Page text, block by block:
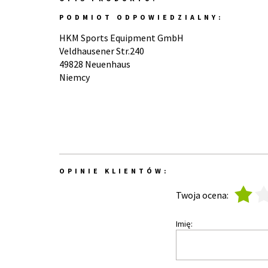
PODMIOT ODPOWIEDZIALNY:
HKM Sports Equipment GmbH
Veldhausener Str.240
49828 Neuenhaus
Niemcy
OPINIE KLIENTÓW:
Twoja ocena:
Imię: